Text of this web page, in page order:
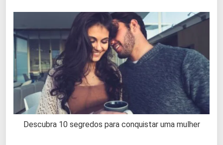
Descubra 10 segredos para conquistar uma mulher